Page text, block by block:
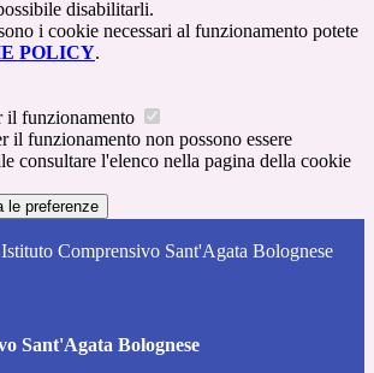
disabilitarli.
i cookie necessari al funzionamento potete
POLICY.
il funzionamento
il funzionamento non possono essere
consultare l'elenco nella pagina della cookie
le preferenze
Istituto Comprensivo Sant'Agata Bolognese
Sant'Agata Bolognese